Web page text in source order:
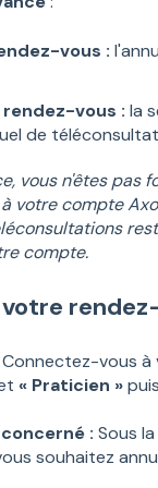
vous :
rendez-vous : la
de
vous n'êtes pas
votre compte
compte.
Connectez-vous à
« Praticien »
: Sous
souhaitez